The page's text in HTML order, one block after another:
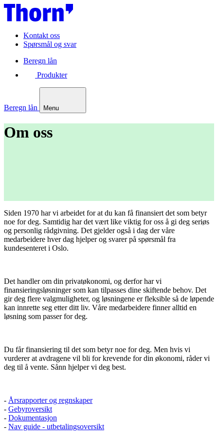
Kontakt oss
Spørsmål og svar
Beregn lån
Produkter
Beregn lån Menu
Om oss
Siden 1970 har vi arbeidet for at du kan få finansiert det som betyr
noe for deg. Samtidig har det vært like viktig for oss å gi deg seriøs
og personlig rådgivning. Det gjelder også i dag der våre
medarbeidere hver dag hjelper og svarer på spørsmål fra
kundesenteret i Oslo.
Det handler om din privatøkonomi, og derfor har vi
finansieringsløsninger som kan tilpasses dine skiftende behov. Det
gir deg flere valgmuligheter, og løsningene er fleksible så de løpende
kan innrette seg etter ditt liv. Våre medarbeidere finner alltid en
løsning som passer for deg.
Du får finansiering til det som betyr noe for deg. Men hvis vi
vurderer at avdragene vil bli for krevende for din økonomi, råder vi
deg til å vente. Sånn hjelper vi deg best.
- Årsrapporter og regnskaper
- Gebyroversikt
- Dokumentasjon
- Nav guide - utbetalingsoversikt